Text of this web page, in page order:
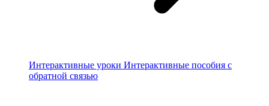
Интерактивные уроки Интерактивные пособия с
обратной связью